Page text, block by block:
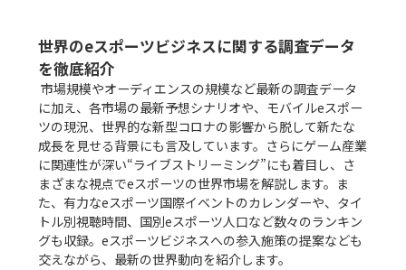
世界のeスポーツビジネスに関する調査データ
を徹底紹介
市場規模やオーディエンスの規模など最新の調査データ
に加え、各市場の最新予想シナリオや、モバイルeスポー
ツの現況、世界的な新型コロナの影響から脱して新たな
成長を見せる背景にも言及しています。さらにゲーム産業
に関連性が深い“ライブストリーミング”にも着目し、さ
まざまな視点でeスポーツの世界市場を解説します。ま
た、有力なeスポーツ国際イベントのカレンダーや、タイ
トル別視聴時間、国別eスポーツ人口など数々のランキン
グも収録。eスポーツビジネスへの参入施策の提案なども
交えながら、最新の世界動向を紹介します。